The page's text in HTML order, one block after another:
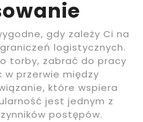
gdy zależy Ci na
logistycznych.
torby, zabrać do pracy
przerwie między
które wspiera
jest jednym z
postępów.